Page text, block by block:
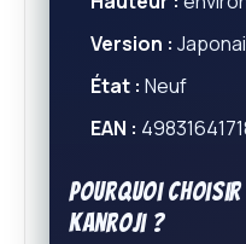
Version :
État : Neuf
EAN :
Pourquoi
Kanroji ?